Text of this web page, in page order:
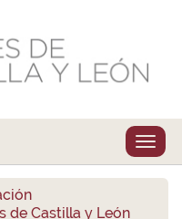
de Castilla y León